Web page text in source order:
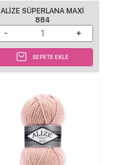
ALIZE SÜPERLANA MAXI
884
SEPETE EKLE